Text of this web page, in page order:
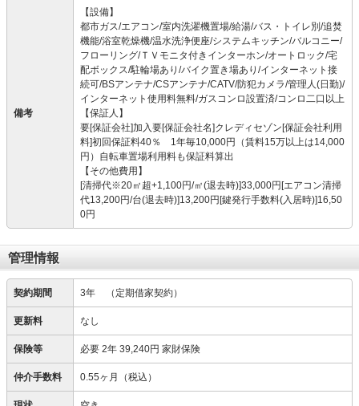
備考
【設備】
都市ガス/エアコン/室内洗濯機置場/給湯/バス・トイレ別/追焚
機能/浴室乾燥機/温水洗浄便座/システムキッチン/バルコニー/
フローリング/ＴＶモニタ付きインターホン/オートロック/宅
配ボックス/駐輪場あり/バイク置き場あり/インターネット接
続可/BSアンテナ/CSアンテナ/CATV/防犯カメラ/管理人(日勤)/
インターネット使用料無料/ガスコンロ設置済/コンロ二口以上
【保証人】
要[保証会社]加入要[保証会社名]クレディセゾン[保証会社利用
料]初回保証料40％ 1年毎10,000円（賃料15万以上は14,000
円）自転車置場利用料も保証料算出
【その他費用】
[清掃代※20㎡超+1,100円/㎡(退去時)]33,000円[エアコン清掃
代13,200円/台(退去時)]13,200円[鍵発行手数料(入居時)]16,50
0円
管理情報
契約期間 3年 （定期借家契約）
更新料 なし
保険等 必要 2年 39,240円 家財保険
仲介手数料 0.55ヶ月（税込）